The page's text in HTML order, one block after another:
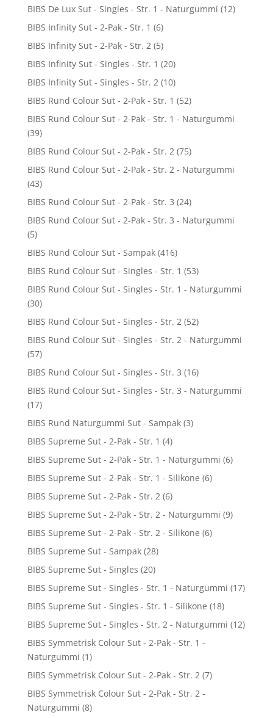
BIBS De Lux Sut - Singles - Str. 1 - Naturgummi (12)
BIBS Infinity Sut - 2-Pak - Str. 1 (6)
BIBS Infinity Sut - 2-Pak - Str. 2 (5)
BIBS Infinity Sut - Singles - Str. 1 (20)
BIBS Infinity Sut - Singles - Str. 2 (10)
BIBS Rund Colour Sut - 2-Pak - Str. 1 (52)
BIBS Rund Colour Sut - 2-Pak - Str. 1 - Naturgummi
(39)
BIBS Rund Colour Sut - 2-Pak - Str. 2 (75)
BIBS Rund Colour Sut - 2-Pak - Str. 2 - Naturgummi
(43)
BIBS Rund Colour Sut - 2-Pak - Str. 3 (24)
BIBS Rund Colour Sut - 2-Pak - Str. 3 - Naturgummi
(5)
BIBS Rund Colour Sut - Sampak (416)
BIBS Rund Colour Sut - Singles - Str. 1 (53)
BIBS Rund Colour Sut - Singles - Str. 1 - Naturgummi
(30)
BIBS Rund Colour Sut - Singles - Str. 2 (52)
BIBS Rund Colour Sut - Singles - Str. 2 - Naturgummi
(57)
BIBS Rund Colour Sut - Singles - Str. 3 (16)
BIBS Rund Colour Sut - Singles - Str. 3 - Naturgummi
(17)
BIBS Rund Naturgummi Sut - Sampak (3)
BIBS Supreme Sut - 2-Pak - Str. 1 (4)
BIBS Supreme Sut - 2-Pak - Str. 1 - Naturgummi (6)
BIBS Supreme Sut - 2-Pak - Str. 1 - Silikone (6)
BIBS Supreme Sut - 2-Pak - Str. 2 (6)
BIBS Supreme Sut - 2-Pak - Str. 2 - Naturgummi (9)
BIBS Supreme Sut - 2-Pak - Str. 2 - Silikone (6)
BIBS Supreme Sut - Sampak (28)
BIBS Supreme Sut - Singles (20)
BIBS Supreme Sut - Singles - Str. 1 - Naturgummi (17)
BIBS Supreme Sut - Singles - Str. 1 - Silikone (18)
BIBS Supreme Sut - Singles - Str. 2 - Naturgummi (12)
BIBS Symmetrisk Colour Sut - 2-Pak - Str. 1 -
Naturgummi (1)
BIBS Symmetrisk Colour Sut - 2-Pak - Str. 2 (7)
BIBS Symmetrisk Colour Sut - 2-Pak - Str. 2 -
Naturgummi (8)